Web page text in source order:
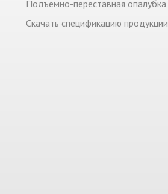
Подъемно-переставная опалубка
Скачать спецификацию продукции